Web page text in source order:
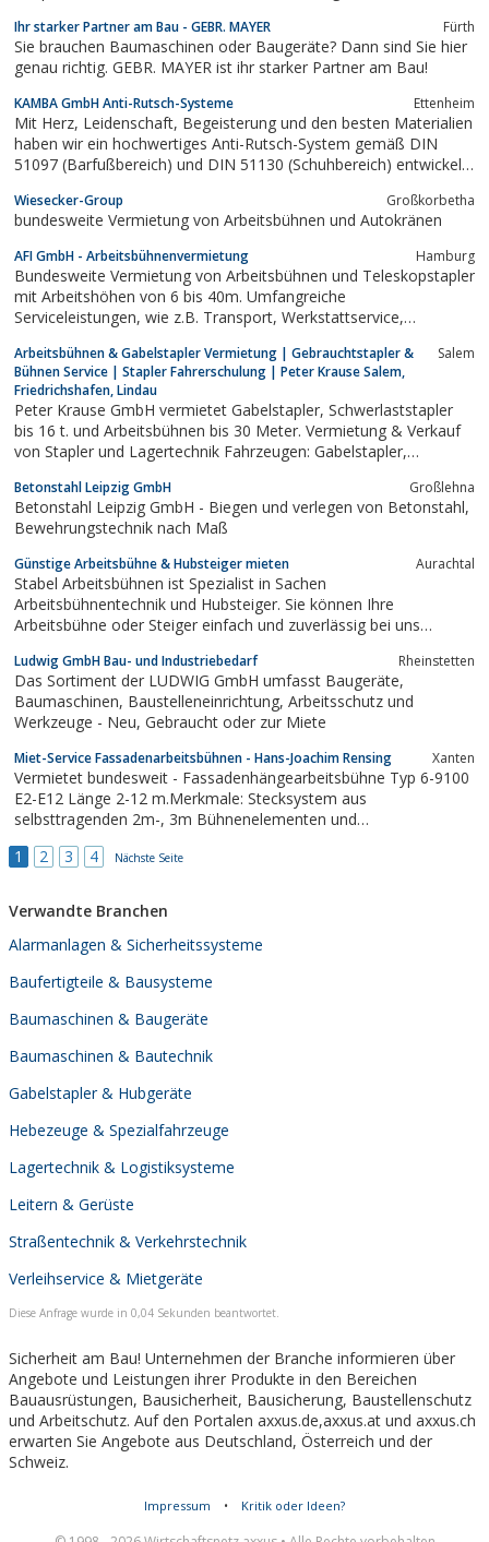
Ihr starker Partner am Bau - GEBR. MAYER Fürth
Sie brauchen Baumaschinen oder Baugeräte? Dann sind Sie hier
genau richtig. GEBR. MAYER ist ihr starker Partner am Bau!
KAMBA GmbH Anti-Rutsch-Systeme Ettenheim
Mit Herz, Leidenschaft, Begeisterung und den besten Materialien
haben wir ein hochwertiges Anti-Rutsch-System gemäß DIN
51097 (Barfußbereich) und DIN 51130 (Schuhbereich) entwickelt
in puncto Sicherheit vor Stürzen durch Ausrutschen ist uns dabei
ein sehr wertvoller...
Wiesecker-Group Großkorbetha
bundesweite Vermietung von Arbeitsbühnen und Autokränen
AFI GmbH - Arbeitsbühnenvermietung Hamburg
Bundesweite Vermietung von Arbeitsbühnen und Teleskopstapler
mit Arbeitshöhen von 6 bis 40m. Umfangreiche
Serviceleistungen, wie z.B. Transport, Werkstattservice,
sehr gutes Preis-/ Leistungsverhältnis.
Arbeitsbühnen & Gabelstapler Vermietung | Gebrauchtstapler &
Bühnen Service | Stapler Fahrerschulung | Peter Krause Salem,
Friedrichshafen, Lindau
Salem
Peter Krause GmbH vermietet Gabelstapler, Schwerlaststapler
bis 16 t. und Arbeitsbühnen bis 30 Meter. Vermietung & Verkauf
von Stapler und Lagertechnik Fahrzeugen: Gabelstapler,
Nissan, Unicarrier, Stöcklin, Pramac, Haulotte Arbeitbühnen.
Service und...
Betonstahl Leipzig GmbH Großlehna
Betonstahl Leipzig GmbH - Biegen und verlegen von Betonstahl,
Bewehrungstechnik nach Maß
Günstige Arbeitsbühne & Hubsteiger mieten Aurachtal
Stabel Arbeitsbühnen ist Spezialist in Sachen
Arbeitsbühnentechnik und Hubsteiger. Sie können Ihre
Arbeitsbühne oder Steiger einfach und zuverlässig bei uns
Traglast und Arbeitshöhe. Unsere Vermietung erstreckt sich auf
den Großraum Nürnberg / Fürth, sowie...
Ludwig GmbH Bau- und Industriebedarf Rheinstetten
Das Sortiment der LUDWIG GmbH umfasst Baugeräte,
Baumaschinen, Baustelleneinrichtung, Arbeitsschutz und
Werkzeuge - Neu, Gebraucht oder zur Miete
Miet-Service Fassadenarbeitsbühnen - Hans-Joachim Rensing Xanten
Vermietet bundesweit - Fassadenhängearbeitsbühne Typ 6-9100
E2-E12 Länge 2-12 m.Merkmale: Stecksystem aus
selbsttragenden 2m-, 3m Bühnenelementen und
Doppelseilsicherung, Vierpunktaufhängung für sicheres Arbeiten
1 2 3 4 Nächste Seite
Verwandte Branchen
Alarmanlagen & Sicherheitssysteme
Baufertigteile & Bausysteme
Baumaschinen & Baugeräte
Baumaschinen & Bautechnik
Gabelstapler & Hubgeräte
Hebezeuge & Spezialfahrzeuge
Lagertechnik & Logistiksysteme
Leitern & Gerüste
Straßentechnik & Verkehrstechnik
Verleihservice & Mietgeräte
Diese Anfrage wurde in 0,04 Sekunden beantwortet.
Sicherheit am Bau! Unternehmen der Branche informieren über
Angebote und Leistungen ihrer Produkte in den Bereichen
Bauausrüstungen, Bausicherheit, Bausicherung, Baustellenschutz
und Arbeitschutz. Auf den Portalen axxus.de,axxus.at und axxus.ch
erwarten Sie Angebote aus Deutschland, Österreich und der
Schweiz.
Impressum • Kritik oder Ideen?